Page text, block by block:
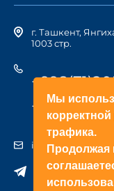
Мы
трафика.
Продолжая
История компании
г. Ташкент,
1003 стр.
info@doorhan.uz